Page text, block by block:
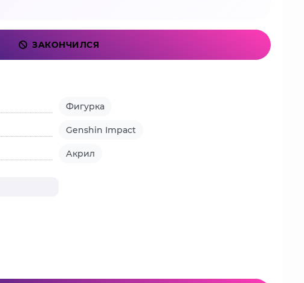
ЗАКОНЧИЛСЯ
Фигурка
Genshin Impact
Акрил